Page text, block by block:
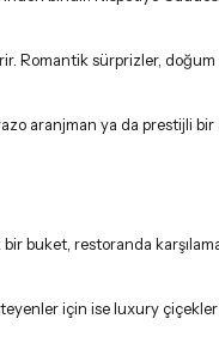
Romantik sürprizler,
aranjman ya da prestijli
buket, restoranda
için iseluxury çiçekler